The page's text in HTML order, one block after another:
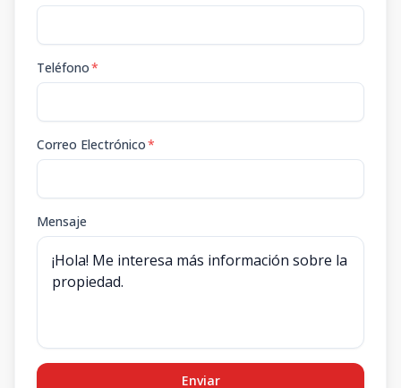
Teléfono*
Correo Electrónico*
Mensaje
Enviar